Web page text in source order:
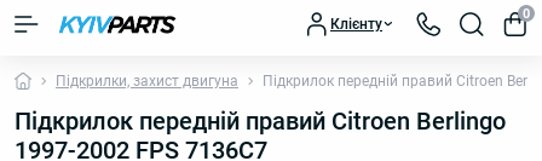
Клієнту
0
Підкрилки, захист двигуна Підкрилок передній правий Citroen
Підкрилок передній правий Citroen Berlingo
1997-2002 FPS 7136C7